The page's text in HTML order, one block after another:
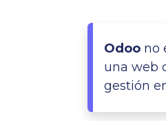
Odoo no
una web
gestión